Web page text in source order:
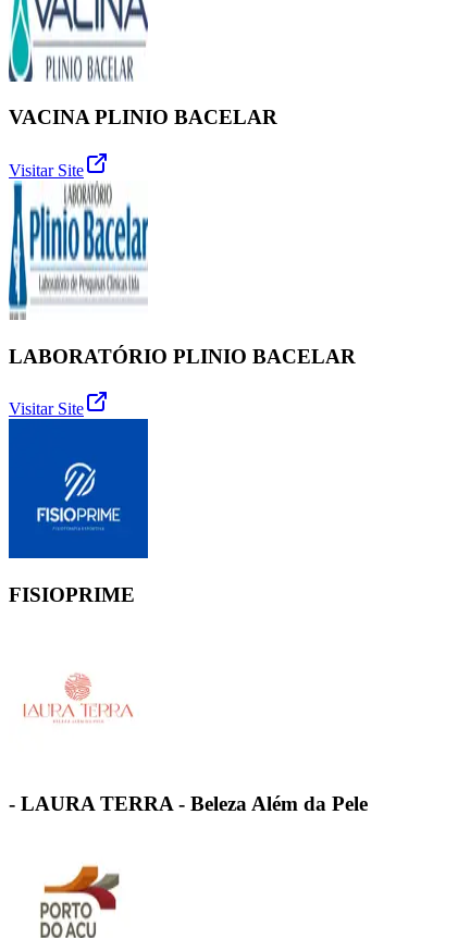
VACINA PLINIO BACELAR
Visitar Site
LABORATÓRIO PLINIO BACELAR
Visitar Site
FISIOPRIME
- LAURA TERRA - Beleza Além da Pele